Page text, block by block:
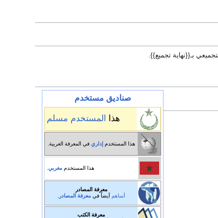
بـ{{نهاية تجميع}}.
صناديق مستخدم
هذا المستخدم مسلم
هذا المستخدم إداري في المعرفة العربية.
هذا المستخدم مغربي
معرفة المصادر
أساهم أيضاً في معرفة المصادر
معرفة الكتب